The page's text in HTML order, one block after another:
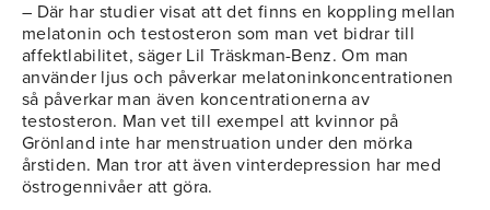
– Där har studier visat att det finns en koppling mellan
melatonin och testosteron som man vet bidrar till
affektlabilitet, säger Lil Träskman-Benz. Om man
använder ljus och påverkar melatoninkoncentrationen
så påverkar man även koncentrationerna av
testosteron. Man vet till exempel att kvinnor på
Grönland inte har menstruation under den mörka
årstiden. Man tror att även vinterdepression har med
östrogennivåer att göra.